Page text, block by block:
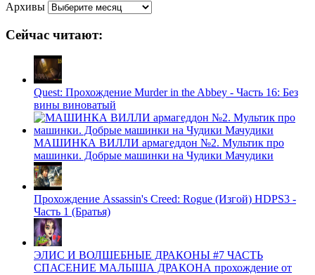
Архивы
Сейчас читают:
Quest: Прохождение Murder in the Abbey - Часть 16: Без
вины виноватый
МАШИНКА ВИЛЛИ армагеддон №2. Мультик про
машинки. Добрые машинки на Чудики Мачудики
Прохождение Assassin's Creed: Rogue (Изгой) HDPS3 -
Часть 1 (Братья)
ЭЛИС И ВОЛШЕБНЫЕ ДРАКОНЫ #7 ЧАСТЬ
СПАСЕНИЕ МАЛЫША ДРАКОНА прохождение от